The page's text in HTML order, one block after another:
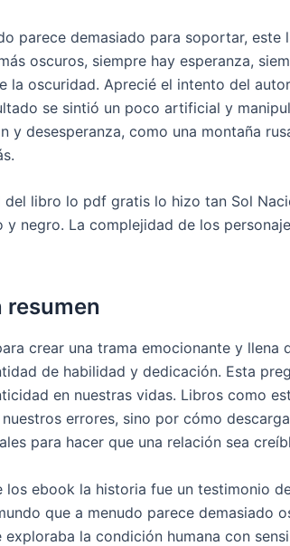
parece demasiado para soportar,
oscuros, siempre hay esperanza,
la oscuridad. Aprecié el intento del
se sintió un poco artificial y
y desesperanza, como una montaña
del libro lo pdf gratis lo hizo tan Sol
y negro. La complejidad de los
crear una trama emocionante y llena
de habilidad y dedicación. Esta
en nuestras vidas. Libros como
errores, sino por cómo
para hacer que una relación sea
los ebook la historia fue un testimonio
que a menudo parece demasiado
la condición humana con